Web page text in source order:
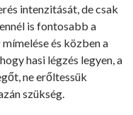
intenzitását, de csak
is fontosabb a
és közben a
hasi légzés legyen, a
ne erőltessük
szükség.